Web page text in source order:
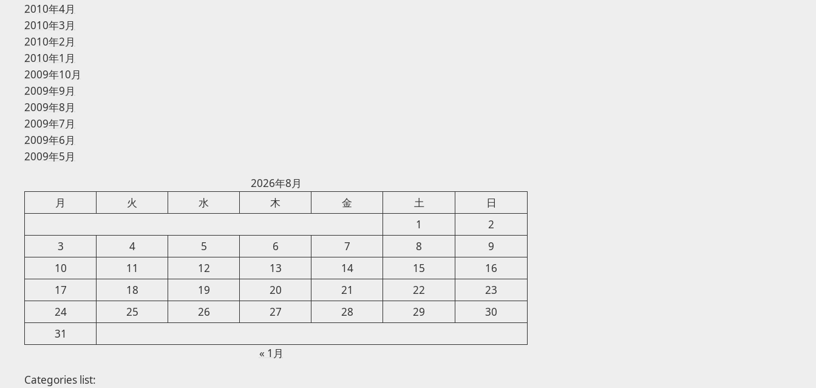
2010年4月
2010年3月
2010年2月
2010年1月
2009年10月
2009年9月
2009年8月
2009年7月
2009年6月
2009年5月
2026年8月
月
火 水 木 金 土
日
1
2
3
4 5 6 7 8
9
10
11 12 13 14 15
16
17
18 19 20 21 22
23
24
25 26 27 28 29
30
31
« 1月
Categories list: